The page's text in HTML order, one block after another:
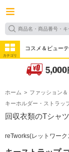
カテゴリ
コスメ＆ビュー
ホーム ファッション
キーホルダー・ストラッ
回収衣類のTシャ
reTworks(レットワーク